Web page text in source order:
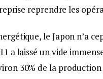
reprendre les
le Japon n’a
a laissé un vide
30% de la